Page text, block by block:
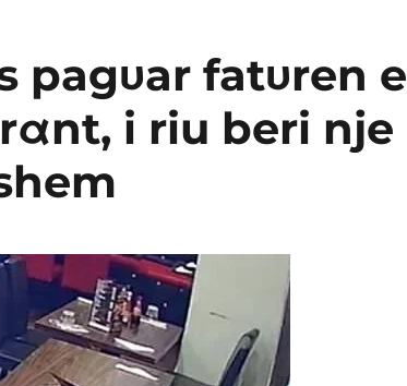
pagυar fatυren e
i riu beri nje